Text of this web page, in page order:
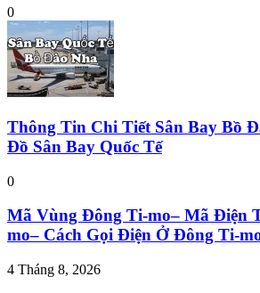
0
Thông Tin Chi Tiết Sân Bay Bồ
Đồ Sân Bay Quốc Tế
0
Mã Vùng Đông Ti-mo– Mã Điện
mo– Cách Gọi Điện Ở Đông Ti-
4 Tháng 8, 2026